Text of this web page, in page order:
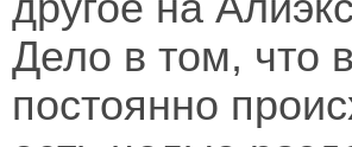
Дело в том, что
постоянно